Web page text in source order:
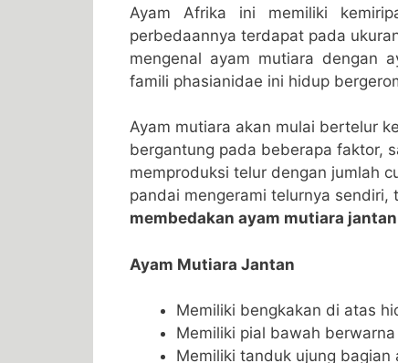
Ayam Afrika ini memiliki
perbedaannya terdapat pada
mengenal ayam mutiara dengan
famili phasianidae ini hidup
Ayam mutiara akan mulai bertelur
bergantung pada beberapa faktor,
memproduksi telur dengan jumlah
pandai mengerami telurnya sendiri,
membedakan ayam mutiara
Ayam Mutiara Jantan
Memiliki bengkakan di atas
Memiliki pial bawah
Memiliki tanduk ujung